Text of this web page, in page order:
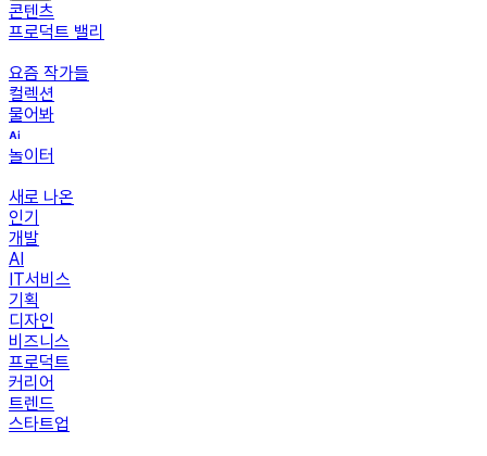
콘텐츠
프로덕트 밸리
요즘 작가들
컬렉션
물어봐
놀이터
새로 나온
인기
개발
AI
IT서비스
기획
디자인
비즈니스
프로덕트
커리어
트렌드
스타트업